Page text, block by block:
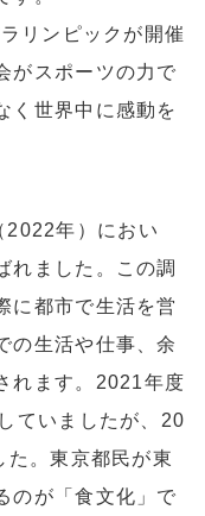
リンピックが開催
がスポーツの力で
く世界中に感動を
2022年）におい
れました。この調
に都市で生活を営
の生活や仕事、余
れます。2021年度
ていましたが、20
た。東京都民が東
のが「食文化」で